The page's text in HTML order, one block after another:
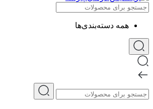
همه دسته‌بندی‌ها